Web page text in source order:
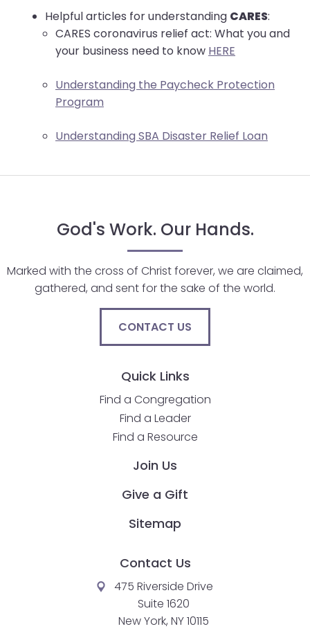
Helpful articles for understanding CARES:
CARES coronavirus relief act: What you and
your business need to know HERE
Understanding the Paycheck Protection
Program
Understanding SBA Disaster Relief Loan
God's Work. Our Hands.
Marked with the cross of Christ forever, we are claimed,
gathered, and sent for the sake of the world.
CONTACT US
Quick Links
Find a Congregation
Find a Leader
Find a Resource
Join Us
Give a Gift
Sitemap
Contact Us
475 Riverside Drive
Suite 1620
New York, NY 10115